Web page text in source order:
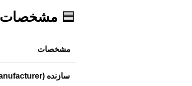
🟦 مشخصات
مشخصات
سازنده (Manufacturer)